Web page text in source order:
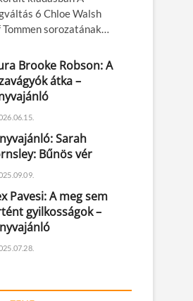
6 Chloe Walsh
sorozatának…
Brooke Robson: A
átka –
Sarah
Bűnös vér
Pavesi: A meg sem
gyilkosságok –